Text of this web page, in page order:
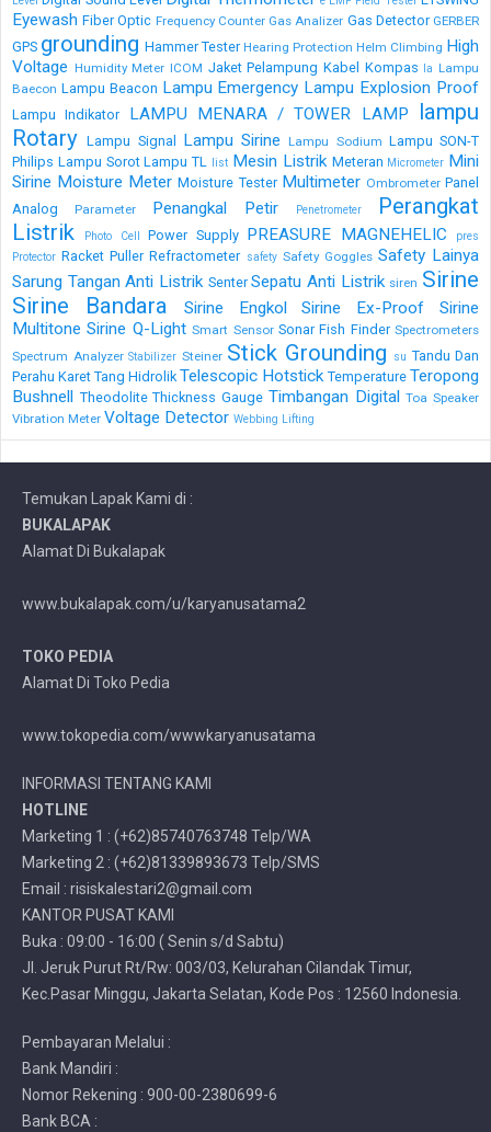
Eyewash Fiber Optic Frequency Counter Gas Analizer Gas Detector GERBER
GPS grounding Hammer Tester Hearing Protection Helm Climbing High
Voltage Humidity Meter ICOM Jaket Pelampung Kabel Kompas la Lampu
Baecon Lampu Beacon Lampu Emergency Lampu Explosion Proof
Lampu Indikator LAMPU MENARA / TOWER LAMP
lampu
Rotary Lampu Signal Lampu Sirine Lampu Sodium Lampu SON-T
Philips Lampu Sorot Lampu TL list Mesin Listrik Meteran Micrometer Mini
Sirine Moisture Meter Moisture Tester Multimeter Ombrometer Panel
Analog
Parameter Penangkal Petir Penetrometer
Perangkat
Listrik
Photo Cell Power Supply PREASURE MAGNEHELIC
pres
Protector Racket Puller Refractometer safety Safety Goggles Safety Lainya
Sarung Tangan Anti Listrik Senter Sepatu Anti Listrik siren Sirine
Sirine Bandara
Sirine Engkol Sirine Ex-Proof
Sirine
Multitone Sirine Q-Light Smart Sensor Sonar Fish Finder Spectrometers
Spectrum Analyzer Stabilizer Steiner Stick Grounding su Tandu Dan
Perahu Karet Tang Hidrolik Telescopic Hotstick Temperature Teropong
Bushnell Theodolite Thickness Gauge Timbangan Digital Toa Speaker
Vibration Meter Voltage Detector Webbing Lifting
Temukan Lapak Kami di :
BUKALAPAK
Alamat Di Bukalapak
www.bukalapak.com/u/karyanusatama2
TOKO PEDIA
Alamat Di Toko Pedia
www.tokopedia.com/wwwkaryanusatama
INFORMASI TENTANG KAMI
HOTLINE
Marketing 1 : (+62)85740763748 Telp/WA
Marketing 2 : (+62)81339893673 Telp/SMS
Email : risiskalestari2@gmail.com
KANTOR PUSAT KAMI
Buka : 09:00 - 16:00 ( Senin s/d Sabtu)
Jl. Jeruk Purut Rt/Rw: 003/03, Kelurahan Cilandak Timur,
Kec.Pasar Minggu, Jakarta Selatan, Kode Pos : 12560 Indonesia.
Pembayaran Melalui :
Bank Mandiri :
Nomor Rekening : 900-00-2380699-6
Bank BCA :